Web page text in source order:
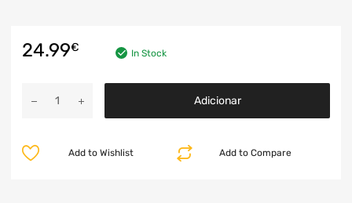
24.99€ In Stock
Adicionar
Add to Compare
Add to Wishlist